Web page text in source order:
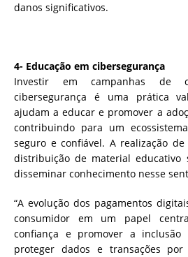
danos significativos.
4- Educação em cibersegurança
Investir em campanhas de
cibersegurança é uma prática
ajudam a educar e promover a
contribuindo para um
seguro e confiável. A realização
distribuição de material educativo
disseminar conhecimento nesse
“A evolução dos pagamentos
consumidor em um papel
confiança e promover a inclusão
proteger dados e transações